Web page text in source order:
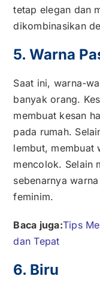
tetap elegan dan
dikombinasikan
5. Warna
Saat ini, warna-
banyak orang.
membuat kesan
pada rumah.
lembut, membuat
mencolok. Selain
sebenarnya
feminim.
Baca juga:Tips
dan Tepat
6. Biru